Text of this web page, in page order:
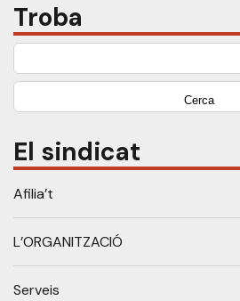
Troba
Cerca:
El sindicat
Afilia’t
L’ORGANITZACIÓ
Serveis